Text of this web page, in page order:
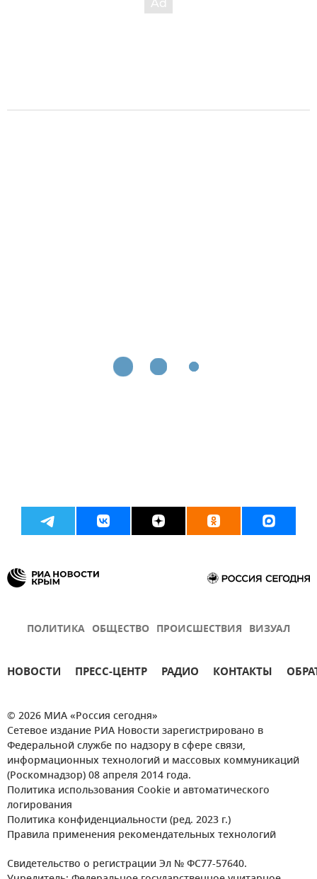
ПОЛИТИКА ОБЩЕСТВО ПРОИСШЕСТВИЯ ВИЗУАЛ
НОВОСТИ ПРЕСС-ЦЕНТР РАДИО КОНТАКТЫ
© 2026 МИА «Россия сегодня»
Сетевое издание РИА Новости зарегистрировано в
Федеральной службе по надзору в сфере связи,
информационных технологий и массовых коммуникаций
(Роскомнадзор) 08 апреля 2014 года.
Политика использования Cookie и автоматического
логирования
Политика конфиденциальности (ред. 2023 г.)
Правила применения рекомендательных технологий
Свидетельство о регистрации Эл № ФС77-57640.